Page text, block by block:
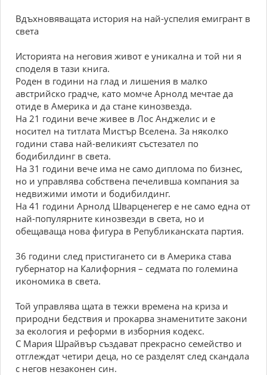
Вдъхновяващата история на най-успелия емигрант в
света
Историята на неговия живот е уникална и той ни я
споделя в тази книга.
Роден в години на глад и лишения в малко
австрийско градче, като момче Арнолд мечтае да
отиде в Америка и да стане кинозвезда.
На 21 години вече живее в Лос Анджелис и е
носител на титлата Мистър Вселена. За няколко
години става най-великият състезател по
бодибилдинг в света.
На 31 години вече има не само диплома по бизнес,
но и управлява собствена печеливша компания за
недвижими имоти и бодибилдинг.
На 41 години Арнолд Шварценегер е не само една от
най-популярните кинозвезди в света, но и
обещаваща нова фигура в Републиканската партия.
36 години след пристигането си в Америка става
губернатор на Калифорния – седмата по големина
икономика в света.
Той управлява щата в тежки времена на криза и
природни бедствия и прокарва знаменитите закони
за екология и реформи в изборния кодекс.
С Мария Шрайвър създават прекрасно семейство и
отглеждат четири деца, но се разделят след скандала
с негов незаконен син.